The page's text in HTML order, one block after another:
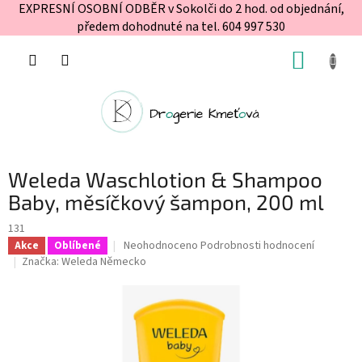
EXPRESNÍ OSOBNÍ ODBĚR v Sokolči do 2 hod. od objednání,
předem dohodnuté na tel. 604 997 530
Weleda Waschlotion & Shampoo
Baby, měsíčkový šampon, 200 ml
131
Akce Oblíbené
Průměrné
hodnocení
hvězdiček.
Neohodnoceno Podrobnosti hodnocení
Značka: Weleda Německo